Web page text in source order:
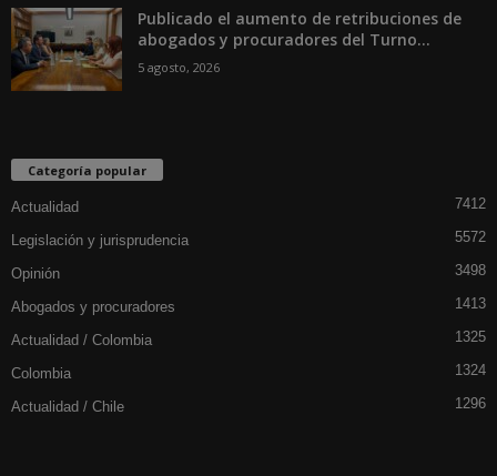
Publicado el aumento de retribuciones de
abogados y procuradores del Turno...
5 agosto, 2026
Categoría popular
Actualidad 7412
Legislación y jurisprudencia 5572
Opinión 3498
Abogados y procuradores 1413
Actualidad / Colombia 1325
Colombia 1324
Actualidad / Chile 1296